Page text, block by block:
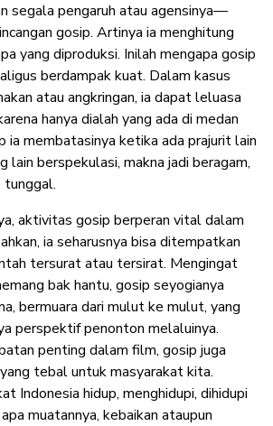
segala pengaruh atau agensinya—
gosip. Artinya ia menghitung
yang diproduksi. Inilah mengapa gosip
berdampak kuat. Dalam kasus
atau angkringan, ia dapat leluasa
hanya dialah yang ada di medan
ia membatasinya ketika ada prajurit lain
lain berspekulasi, makna jadi beragam,
aktivitas gosip berperan vital dalam
ia seharusnya bisa ditempatkan
tersurat atau tersirat. Mengingat
bak hantu, gosip seyogianya
bermuara dari mulut ke mulut, yang
perspektif penonton melaluinya.
penting dalam film, gosip juga
tebal untuk masyarakat kita.
Indonesia hidup, menghidupi, dihidupi
muatannya, kebaikan ataupun